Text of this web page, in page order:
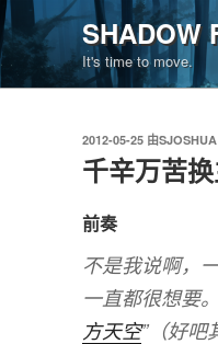
跳
至
内
容
SHADOW
It's time to move.
发
布
2012-05-25由SJOSHUA
千辛万苦
前奏
不是我说啊，
一直都很想要
方天空”（好